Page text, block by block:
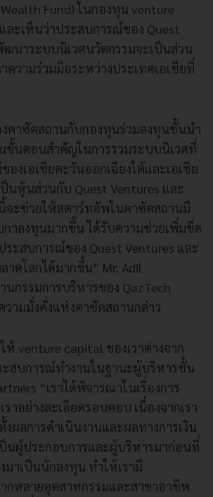
Fund) ในกองทุน venture
ละเห็นว่าประสบการณ์ของ Quest
ฒนาระบบนิเวศนวัตกรรมจะเป็นส่วน
วามร่วมมือระหว่างประเทศเอเชียที่
คาซัคสถานกับกองทุนร่วมลงทุนชั้นนำ
ขั้นตอนสำคัญในการรวมระบบนิเวศที่
องเอเชียตะวันออกเฉียงใต้และเอเชีย
ป็นหุ้นส่วนกับ Quest Ventures และ
จะช่วยให้สตาร์ทอัพในคาซัคสถานมี
กาลงทุนมากขึ้น ได้รับความช่วยเพิ่มขีด
ระสบการณ์ของ Quest Ventures และ
าดโลกได้มากขึ้น” Mr. Adil
นกรรมการบริหารของ QazTech
วามมั่งคั่งแห่งคาซัคสถานกล่าว
venture capital ของเราต่างจาก
สบการณ์ทำงานในฐานะผู้บริหารชั้น
“เราได้พิจารณาในเรื่องการ
าอย่างละเอียดรอบคอบ เนื่องจากเรา
ผลการดำเนินงานและผลทางการเงิน
ป็นผู้ประกอบการและผู้บริหารมาก่อนที่
มาเป็นนักลงทุน ทำให้เรามี
กหลายอุตสาหกรรมและสาขาอาชีพ